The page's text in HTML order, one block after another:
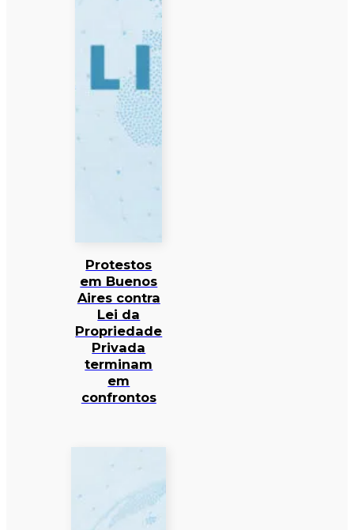
Protestos
em Buenos
Aires contra
Lei da
Propriedade
Privada
terminam
em
confrontos